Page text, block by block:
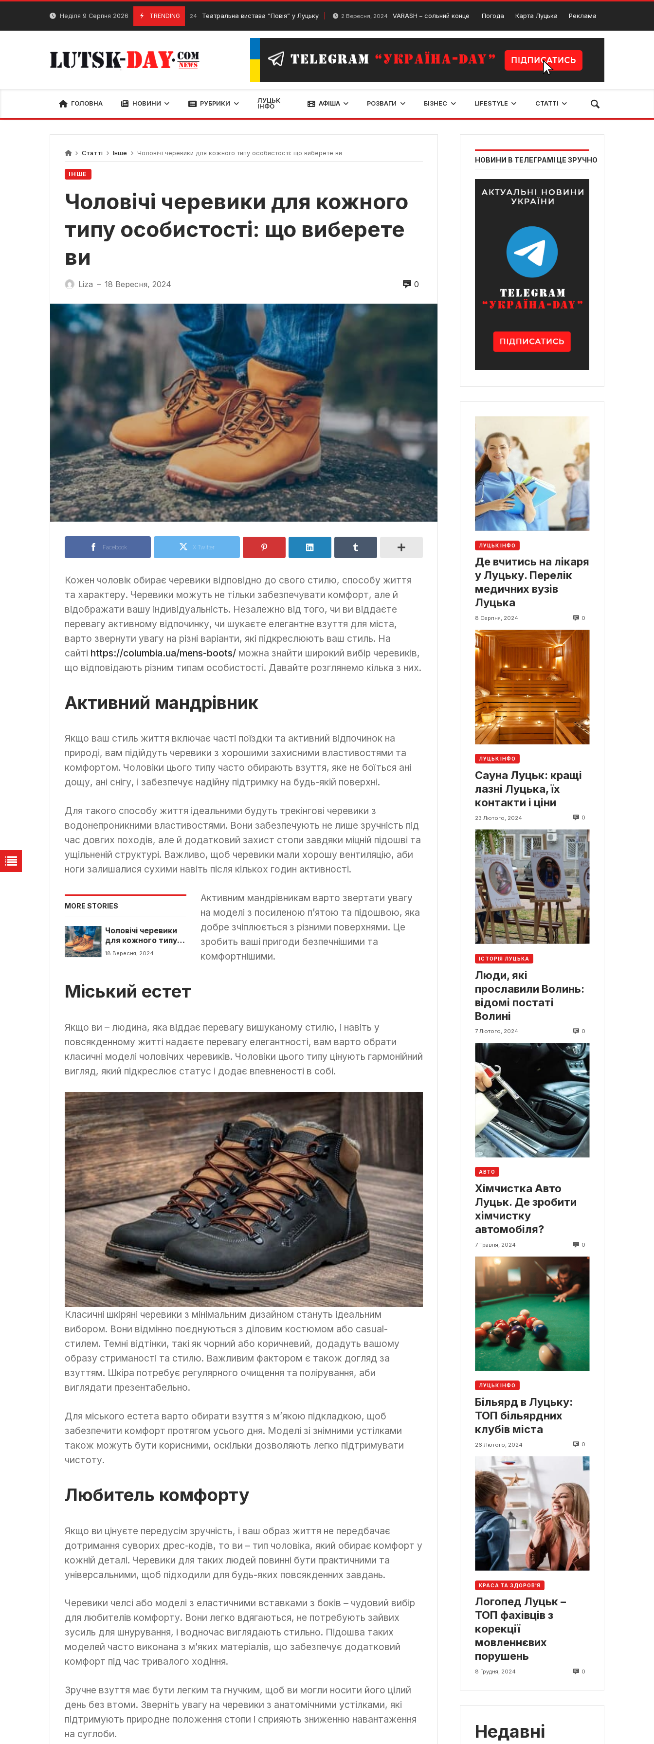
Skip
Неділя 9 Серпня 2026 TRENDING
26 Травня, 2024 Театральна вистава “Повія” у Луцьку 2 Вересня, 2024 VARASH – сольний концерт в Луцьку! 1 Лютого, 2024 Луцька рада не забрала землю
Погода Карта Луцька Реклама
ГОЛОВНА НОВИНИ РУБРИКИ
ЛУЦЬК
ІНФО
АФІША РОЗВАГИ БІЗНЕС LIFESTYLE СТАТТІ
Статті Інше Чоловічі черевики для кожного типу особистості: що виберете ви
ІНШЕ
Чоловічі черевики для кожного
типу особистості: що виберете
ви
Liza — 18 Вересня, 2024 0
Facebook X Twitter
Кожен чоловік обирає черевики відповідно до свого стилю, способу життя
та характеру. Черевики можуть не тільки забезпечувати комфорт, але й
відображати вашу індивідуальність. Незалежно від того, чи ви віддаєте
перевагу активному відпочинку, чи шукаєте елегантне взуття для міста,
варто звернути увагу на різні варіанти, які підкреслюють ваш стиль. На
сайті https://columbia.ua/mens-boots/ можна знайти широкий вибір черевиків,
що відповідають різним типам особистості. Давайте розглянемо кілька з них.
Активний мандрівник
Якщо ваш стиль життя включає часті поїздки та активний відпочинок на
природі, вам підійдуть черевики з хорошими захисними властивостями та
комфортом. Чоловіки цього типу часто обирають взуття, яке не боїться ані
дощу, ані снігу, і забезпечує надійну підтримку на будь-якій поверхні.
Для такого способу життя ідеальними будуть трекінгові черевики з
водонепроникними властивостями. Вони забезпечують не лише зручність під
час довгих походів, але й додатковий захист стопи завдяки міцній підошві та
ущільненій структурі. Важливо, щоб черевики мали хорошу вентиляцію, аби
ноги залишалися сухими навіть після кількох годин активності.
MORE STORIES
Чоловічі черевики
для кожного типу
особистості: що
18 Вересня, 2024
Активним мандрівникам варто звертати увагу
на моделі з посиленою п’ятою та підошвою, яка
добре зчіплюється з різними поверхнями. Це
зробить ваші пригоди безпечнішими та
комфортнішими.
Міський естет
Якщо ви – людина, яка віддає перевагу вишуканому стилю, і навіть у
повсякденному житті надаєте перевагу елегантності, вам варто обрати
класичні моделі чоловічих черевиків. Чоловіки цього типу цінують гармонійний
вигляд, який підкреслює статус і додає впевненості в собі.
Класичні шкіряні черевики з мінімальним дизайном стануть ідеальним
вибором. Вони відмінно поєднуються з діловим костюмом або casual-
стилем. Темні відтінки, такі як чорний або коричневий, додадуть вашому
образу стриманості та стилю. Важливим фактором є також догляд за
взуттям. Шкіра потребує регулярного очищення та полірування, аби
виглядати презентабельно.
Для міського естета варто обирати взуття з м’якою підкладкою, щоб
забезпечити комфорт протягом усього дня. Моделі зі знімними устілками
також можуть бути корисними, оскільки дозволяють легко підтримувати
чистоту.
Любитель комфорту
Якщо ви цінуєте передусім зручність, і ваш образ життя не передбачає
дотримання суворих дрес-кодів, то ви – тип чоловіка, який обирає комфорт у
кожній деталі. Черевики для таких людей повинні бути практичними та
універсальними, щоб підходили для будь-яких повсякденних завдань.
Черевики челсі або моделі з еластичними вставками з боків – чудовий вибір
для любителів комфорту. Вони легко вдягаються, не потребують зайвих
зусиль для шнурування, і водночас виглядають стильно. Підошва таких
моделей часто виконана з м’яких матеріалів, що забезпечує додатковий
комфорт під час тривалого ходіння.
Зручне взуття має бути легким та гнучким, щоб ви могли носити його цілий
день без втоми. Зверніть увагу на черевики з анатомічними устілками, які
підтримують природне положення стопи і сприяють зниженню навантаження
на суглоби.
НОВИНИ В ТЕЛЕГРАМІ ЦЕ ЗРУЧНО
ЛУЦЬК ІНФО
Де вчитись на лікаря
у Луцьку. Перелік
медичних вузів
Луцька
8 Серпня, 2024 0
ЛУЦЬК ІНФО
Сауна Луцьк: кращі
лазні Луцька, їх
контакти і ціни
23 Лютого, 2024 0
ІСТОРІЯ ЛУЦЬКА
Люди, які
прославили Волинь:
відомі постаті
Волині
7 Лютого, 2024 0
АВТО
Хімчистка Авто
Луцьк. Де зробити
хімчистку
автомобіля?
7 Травня, 2024 0
ЛУЦЬК ІНФО
Більярд в Луцьку:
ТОП більярдних
клубів міста
26 Лютого, 2024 0
КРАСА ТА ЗДОРОВ'Я
Логопед Луцьк –
ТОП фахівців з
корекції
мовленнєвих
порушень
8 Грудня, 2024 0
Недавні